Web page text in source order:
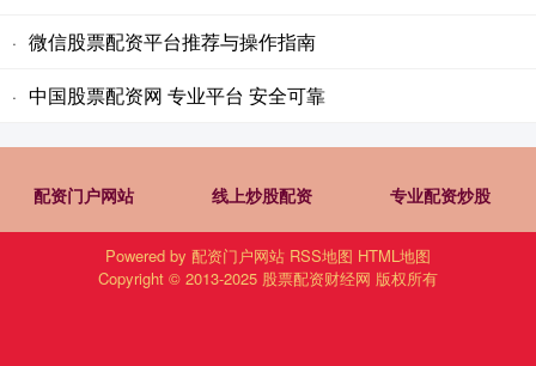
· 微信股票配资平台推荐与操作指南
· 中国股票配资网 专业平台 安全可靠
配资门户网站 线上炒股配资 专业配资炒股
Powered by 配资门户网站 RSS地图 HTML地图
Copyright © 2013-2025 股票配资财经网 版权所有